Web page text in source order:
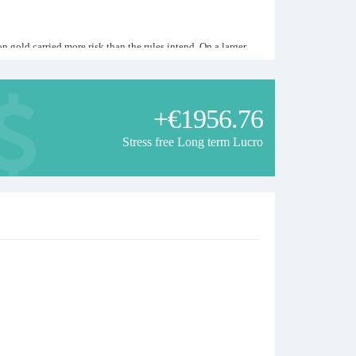
gold carried more risk than the rules intend. On a larger
+€1956.76
Stress free Long term Lucro